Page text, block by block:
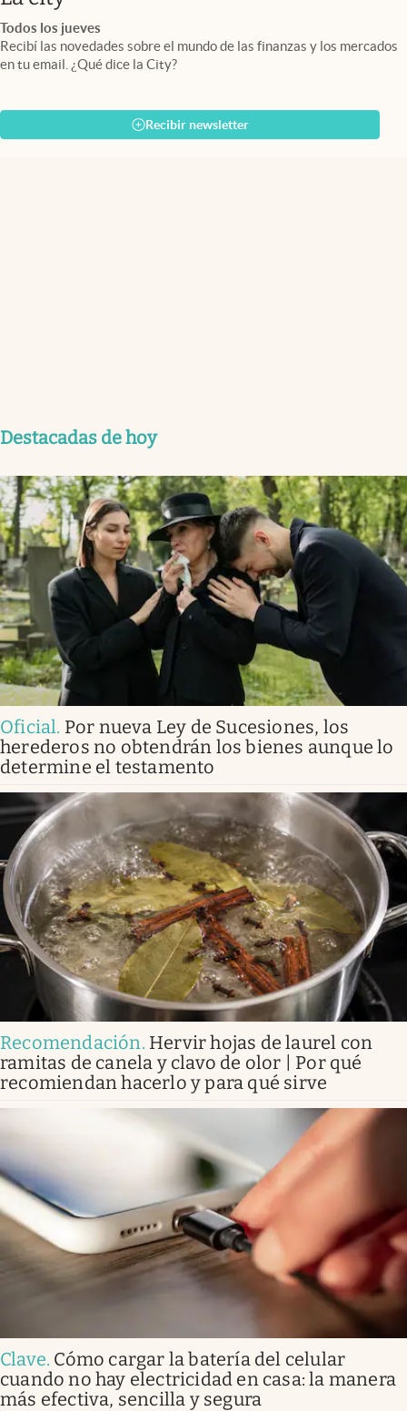
Todos los jueves
Recibí las novedades sobre el mundo de las finanzas y los mercados
en tu email. ¿Qué dice la City?
Recibir newsletter
Destacadas de hoy
Oficial. Por nueva Ley de Sucesiones, los
herederos no obtendrán los bienes aunque lo
determine el testamento
Recomendación. Hervir hojas de laurel con
ramitas de canela y clavo de olor | Por qué
recomiendan hacerlo y para qué sirve
Clave. Cómo cargar la batería del celular
cuando no hay electricidad en casa: la manera
más efectiva, sencilla y segura